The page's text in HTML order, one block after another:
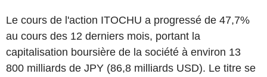
Le cours de l'action ITOCHU a progressé de 47,7%
au cours des 12 derniers mois, portant la
capitalisation boursière de la société à environ 13
800 milliards de JPY (86,8 milliards USD). Le titre se